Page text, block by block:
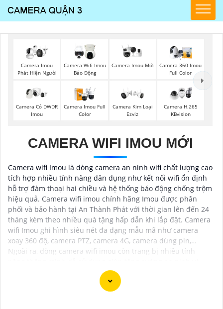
Camera Imou
Phát Hiện Người
Camera Wifi Imou
Báo Động
Camera Imou Mới
Camera 360 Imou
Full Color
Camera Có DWDR
Imou
Camera Imou Full
Color
Camera Kim Loại
Ezviz
Camera H.265
KBvision
CAMERA WIFI IMOU MỚI
Camera wifi Imou là dòng camera an ninh wifi chất lượng cao
tích hợp nhiều tính năng dân dụng như kết nối wifi ổn định
hỗ trợ đàm thoại hai chiều và hệ thống báo động chống trộm
hiệu quả. Camera wifi imou chính hãng Imou được phân
phối và bảo hành tại An Thành Phát với thời gian lên đến 24
tháng kèm theo nhiều quà tặng hấp dẫn khi lắp đặt. Camera
wifi Imou ghi hình siêu nét đa dạng mẫu mã như camera
xoay 360 độ, camera PTZ, camera 4G, camera dùng pin,…
Ngoài ra, dòng camera wifi imou còn trang bị nhiều tính
bảo vệ không gian sống tối ưu cho gia đình và doanh nghiệp.